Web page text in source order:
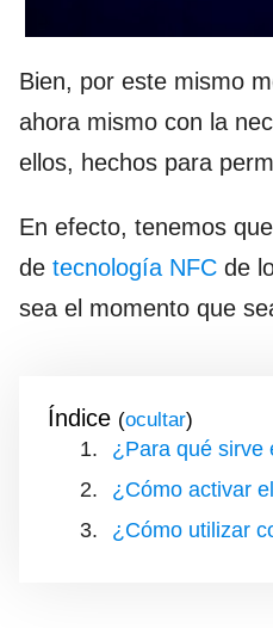
Bien, por este mismo
ahora mismo con la
ellos, hechos para
En efecto, tenemos
de tecnología NFC de
sea el momento que
Índice ( )
¿Para qué sirve
¿Cómo activar
¿Cómo utilizar